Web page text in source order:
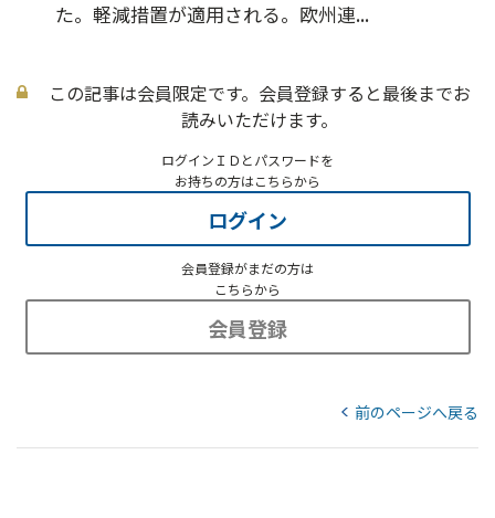
た。軽減措置が適用される。欧州連...
この記事は会員限定です。会員登録すると最後までお
読みいただけます。
ログインＩＤとパスワードを
お持ちの方はこちらから
ログイン
会員登録がまだの方は
こちらから
会員登録
前のページへ戻る